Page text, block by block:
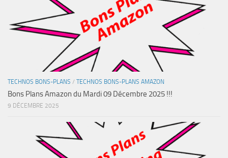
TECHNOS BONS-PLANS / TECHNOS BONS-PLANS AMAZON
Bons Plans Amazon du Mardi 09 Décembre 2025 !!!
9 DÉCEMBRE 2025